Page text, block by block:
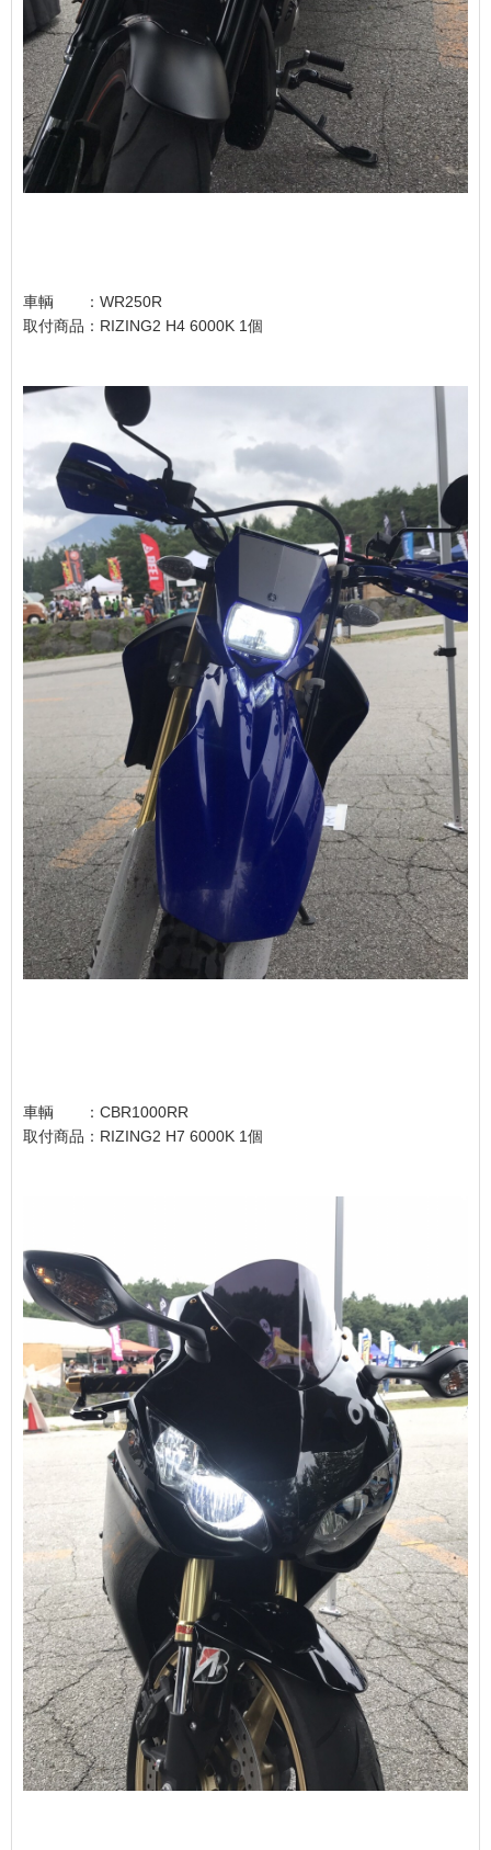
車輌 ：WR250R
取付商品：RIZING2 H4 6000K 1個
車輌 ：CBR1000RR
取付商品：RIZING2 H7 6000K 1個